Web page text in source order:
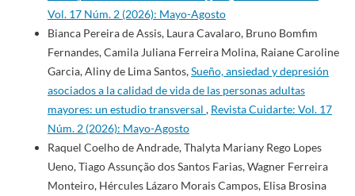
Vol. 17 Núm. 2 (2026): Mayo-Agosto
Bianca Pereira de Assis, Laura Cavalaro, Bruno Bomfim
Fernandes, Camila Juliana Ferreira Molina, Raiane Caroline
Garcia, Aliny de Lima Santos,Sueño, ansiedad y depresión
asociados a la calidad de vida de las personas adultas
mayores: un estudio transversal , Revista Cuidarte: Vol. 17
Núm. 2 (2026): Mayo-Agosto
Raquel Coelho de Andrade, Thalyta Mariany Rego Lopes
Ueno, Tiago Assunção dos Santos Farias, Wagner Ferreira
Monteiro, Hércules Lázaro Morais Campos, Elisa Brosina